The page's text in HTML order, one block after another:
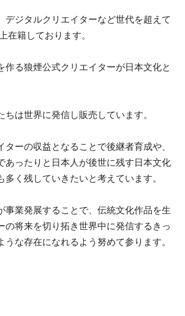
デジタルクリエイターなど世代を超えて
在籍しております。
作る狼煙公式クリエイターが日本文化と
は世界に発信し販売しています。
ターの収益となることで後継者育成や、
あったりと日本人が後世に残す日本文化
多く残していきたいと考えています。
事業発展することで、伝統文化作品を生
の将来を切り拓き世界中に発信するきっ
な存在になれるよう努めて参ります。